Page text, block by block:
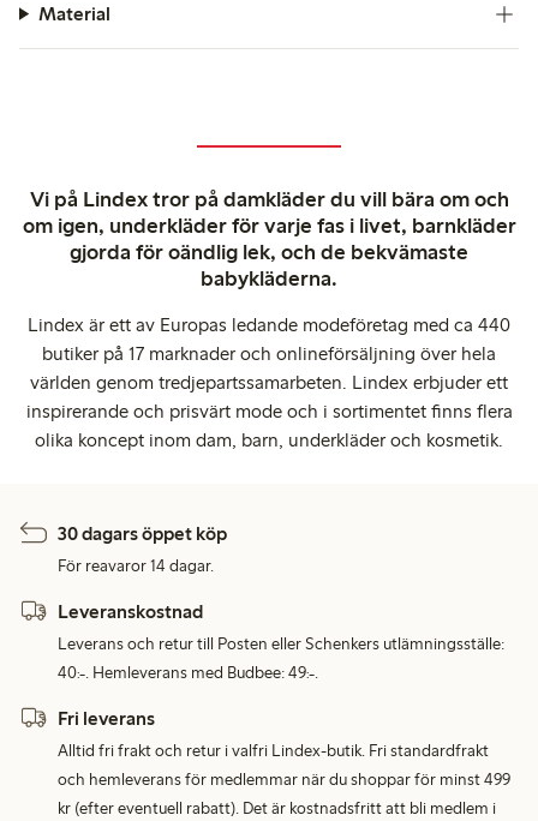
Material
Vi på Lindex tror på damkläder du vill bära om och
om igen, underkläder för varje fas i livet, barnkläder
gjorda för oändlig lek, och de bekvämaste
babykläderna.
Lindex är ett av Europas ledande modeföretag med ca 440
butiker på 17 marknader och onlineförsäljning över hela
världen genom tredjepartssamarbeten. Lindex erbjuder ett
inspirerande och prisvärt mode och i sortimentet finns flera
olika koncept inom dam, barn, underkläder och kosmetik.
30 dagars öppet köp
För reavaror 14 dagar.
Leveranskostnad
Leverans och retur till Posten eller Schenkers utlämningsställe:
40:-. Hemleverans med Budbee: 49:-.
Fri leverans
Alltid fri frakt och retur i valfri Lindex-butik. Fri standardfrakt
och hemleverans för medlemmar när du shoppar för minst 499
kr (efter eventuell rabatt). Det är kostnadsfritt att bli medlem i